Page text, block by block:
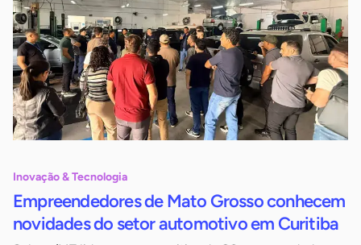
Inovação & Tecnologia
Empreendedores de Mato Grosso conhecem
novidades do setor automotivo em Curitiba